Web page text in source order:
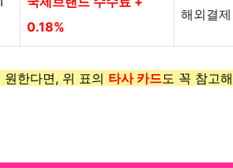
0.18%
해외결
원한다면, 위 표의 타사 카드도 꼭 참고